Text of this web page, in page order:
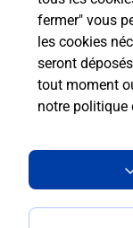
fermer" vous
les cookies
seront
tout moment
notre politique
Localiser Liste
Accessibilité :
Conditions